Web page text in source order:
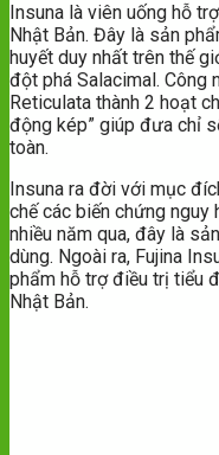
Insuna là viên uống hỗ
Nhật Bản. Đây là sản
huyết duy nhất trên thế
đột phá Salacimal. Công
Reticulata thành 2 hoạt
động kép” giúp đưa chỉ
toàn.
Insuna ra đời với mục
chế các biến chứng nguy
nhiều năm qua, đây là
dùng. Ngoài ra, Fujina
phẩm hỗ trợ điều trị tiểu
Nhật Bản.